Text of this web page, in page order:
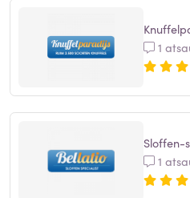
1
Sloffen-
1